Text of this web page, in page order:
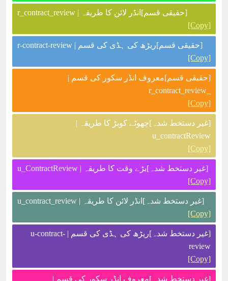
[حقیقی قسم]انڈر لائن کا طریقہ | r_contract_review
[Copy]
[حقیقی قسم]ریڑھ کی ہڈی کی قسم | r-contract-review
[Copy]
[حقیقی قسم]معروف انڈر سکور کی قسم |
_r_contract_review
[Copy]
[غیر دستخط شدہ]چھوٹے کوبڑ کا طریقہ |
u_contractReview
[Copy]
[غیر دستخط شدہ]بڑے وقت کا طریقہ | u_ContractReview
[Copy]
[غیر دستخط شدہ]انڈر لائن کا طریقہ | u_contract_review
[Copy]
[غیر دستخط شدہ]ریڑھ کی ہڈی کی قسم | u-contract-
review
[Copy]
[غیر دستخط شدہ]معروف انڈر سکور کی قسم |